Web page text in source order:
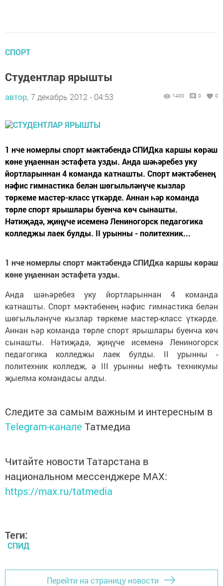
СПОРТ
Студентлар ярышты
автор, 7 декабрь 2012 - 04:53 1400 0 0
1 нче номерлы спорт мәктәбендә СПИДка каршы көрәш
көне уңаеннан эстафета узды. Анда шәһәребез уку
йортларыннан 4 команда катнашты. Спорт мәктәбенең
нәфис гимнастика белән шөгыльләнүче кызлар
төркеме мастер-класс үткәрде. Аннан һәр команда
төрле спорт ярышлары буенча көч сынашты.
Нәтиҗәдә, җиңүче исеменә Лениногорск педагогика
колледжы лаек булды. II урынны - политехник...
1 нче номерлы спорт мәктәбендә СПИДка каршы көрәш
көне уңаеннан эстафета узды.
Анда шәһәребез уку йортларыннан 4 команда
катнашты. Спорт мәктәбенең нәфис гимнастика белән
шөгыльләнүче кызлар төркеме мастер-класс үткәрде.
Аннан һәр команда төрле спорт ярышлары буенча көч
сынашты. Нәтиҗәдә, җиңүче исеменә Лениногорск
педагогика колледжы лаек булды. II урынны -
политехник колледж, ә III урынны нефть техникумы
җыелма командасы алды.
Следите за самым важным и интересным в
Telegram-канале Татмедиа
Читайте новости Татарстана в
национальном мессенджере MАХ:
https://max.ru/tatmedia
Теги:
СПИД
Перейти на страницу новости